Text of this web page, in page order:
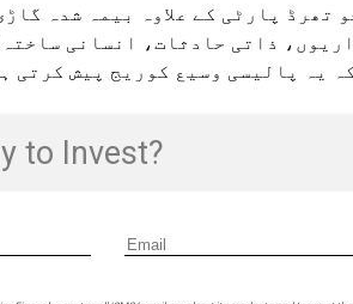
تھرڈ پارٹی کے علاوہ بیمہ شدہ
ذاتی حادثات، انسانی
یہ پالیسی وسیع کوریج پیش کرتی
to Invest?